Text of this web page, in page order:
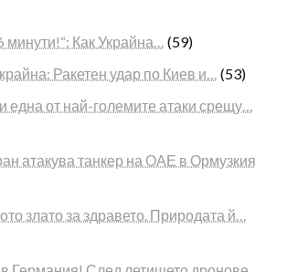
Как Украйна… (59)
Ракетен удар по Киев и… (53)
една от най-големите атаки срещу…
атакува танкер на ОАЕ в Ормузкия
злато за здравето. Природата й…